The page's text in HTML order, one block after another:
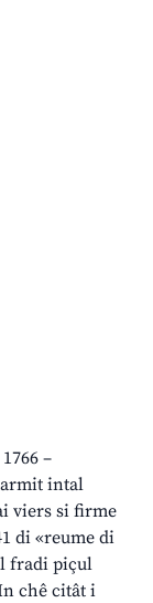
–
intal
viers si firme
di «reume di
fradi piçul
chê citât i